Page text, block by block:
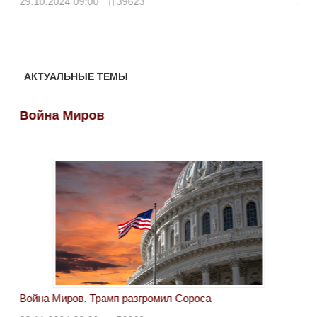
АКТУАЛЬНЫЕ ТЕМЫ
Война Миров
Война Миров. Трамп разгромил Сороса